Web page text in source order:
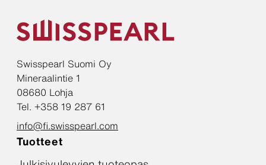
Swisspearl Suomi Oy
Mineraalintie 1
08680 Lohja
Tel. +358 19 287 61
info@fi.swisspearl.com
Tuotteet